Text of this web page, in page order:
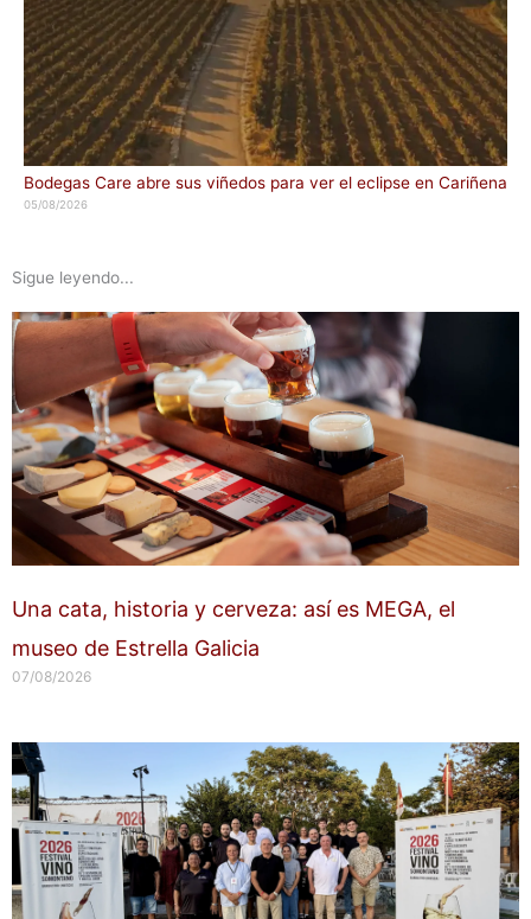
Bodegas Care abre sus viñedos para ver el eclipse en Cariñena
05/08/2026
Sigue leyendo...
Una cata, historia y cerveza: así es MEGA, el
museo de Estrella Galicia
07/08/2026